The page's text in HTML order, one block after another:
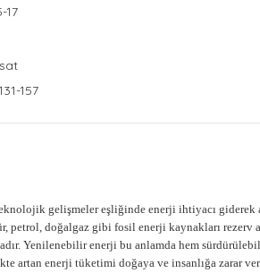
17
157
gelişmeler eşliğinde enerji ihtiyacı giderek
petrol, doğalgaz gibi fosil enerji kaynakları rezerv
Yenilenebilir enerji bu anlamda hem
artan enerji tüketimi doğaya ve insanlığa zarar